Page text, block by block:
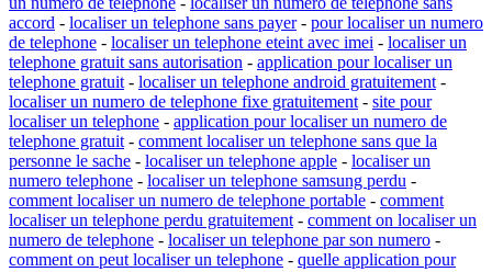
accord - localiser un telephone sans payer- pour localiser un numero
de telephone - localiser un telephone eteint avec imei - localiser un
telephone gratuit sans autorisation - application pour localiser un
telephone gratuit - localiser un telephone android gratuitement -
localiser un numero de telephone fixe gratuitement - site pour
localiser un telephone - application pour localiser un numero de
telephone gratuit - comment localiser un telephone sans que la
personne le sache - localiser un telephone apple - localiser un
numero telephone - localiser un telephone samsung perdu -
comment localiser un numero de telephone portable - comment
localiser un telephone perdu gratuitement - comment on localiser un
numero de telephone - localiser un telephone par son numero -
comment on peut localiser un telephone - quelle application pour